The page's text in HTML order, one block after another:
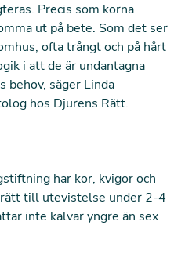
Precis som korna
ut på bete. Som det ser
ofta trångt och på hårt
i att de är undantagna
säger Linda
hos Djurens Rätt.
har kor, kvigor och
till utevistelse under 2-4
inte kalvar yngre än sex